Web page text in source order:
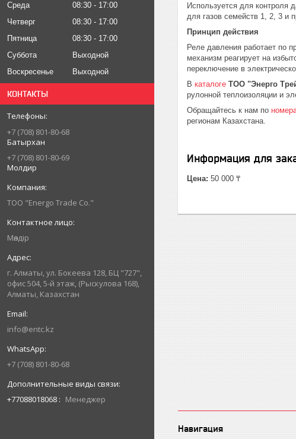
Среда
08:30
17:00
Четверг
08:30
17:00
Пятница
08:30
17:00
Суббота
Выходной
Воскресенье
Выходной
КОНТАКТЫ
+7 (708) 801-80-68
Батырхан
+7 (708) 801-80-69
Молдир
ТОО "Energo Trade Co."
Мөлдір
г. Алматы, ул. Бокеева 128, БЦ "727",
офис 504, 5-й этаж, (Рыскулова 168),
Алматы, Казахстан
info@entc.kz
+7 (708) 801-80-68
+77088018068 Менеджер
Используется для контроля
для газов семейств 1, 2, 3 и
Принцип действия
Реле давления работает по
механизм реагирует на
переключение в
В каталоге ТОО "Энерго
рулонной теплоизоляции и
Обращайтесь к нам по
регионам Казахстана.
Информация для
Цена: 50 000 ₸
Навигация